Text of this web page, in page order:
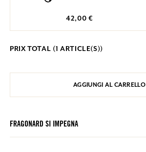
42,00 €
PRIX TOTAL (1 ARTICLE(S))
AGGIUNGI AL CARRELLO
FRAGONARD SI IMPEGNA